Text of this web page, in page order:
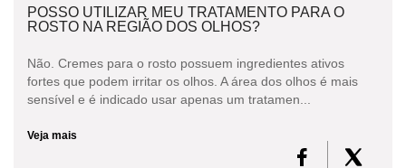
POSSO UTILIZAR MEU TRATAMENTO PARA O
ROSTO NA REGIÃO DOS OLHOS?
Não. Cremes para o rosto possuem ingredientes ativos
fortes que podem irritar os olhos. A área dos olhos é mais
sensível e é indicado usar apenas um tratamen...
Veja mais